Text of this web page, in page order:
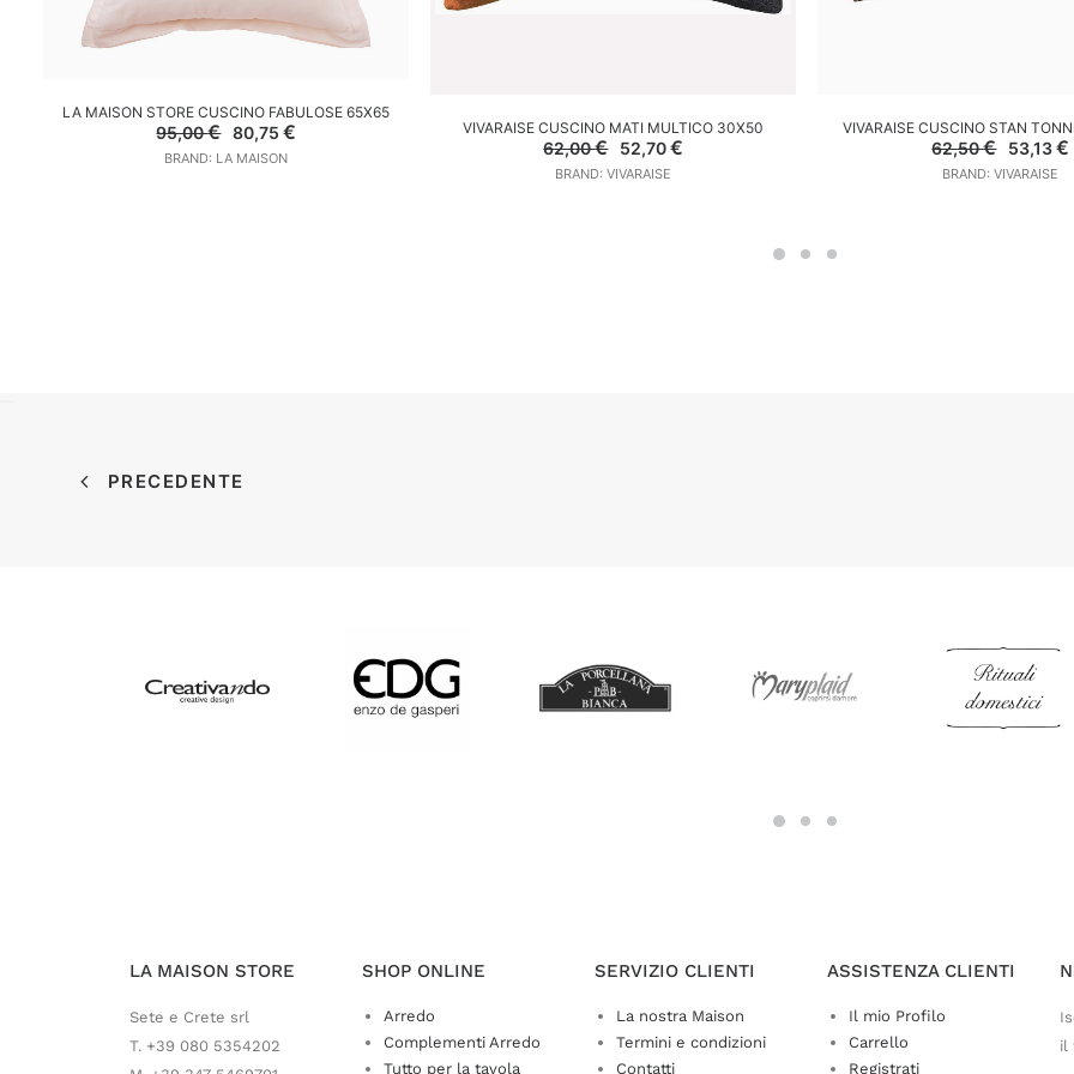
AGGIUNGI AL CARRELLO
LA MAISON STORE CUSCINO FABULOSE 65X65
95,00€
Il
prezzo
originale
80,75 €Il
BRAND: LA MAISON
AGGIUNGI AL CARRELLO
VIVARAISE CUSCINO MATI MULTICO 30X50
62,00€
Il
prezzo
originale
52,70€Il
BRAND: VIVARAISE
AGGIUNGI AL
VIVARAISE CUSCINO STAN
62,50€
Il
prezzo
originale
53,13€Il
BRAND: VIVARAISE
PRECEDENTE
LA MAISON STORE
Sete e Crete srl
T. +39 080 5354202
SHOP ONLINE
Arredo
Complementi Arredo
Tutto per la tavola
SERVIZIO CLIENTI
La nostra Maison
Termini e condizioni
Contatti
ASSISTENZA CLIENTI
Il mio Profilo
Carrello
Registrati
il